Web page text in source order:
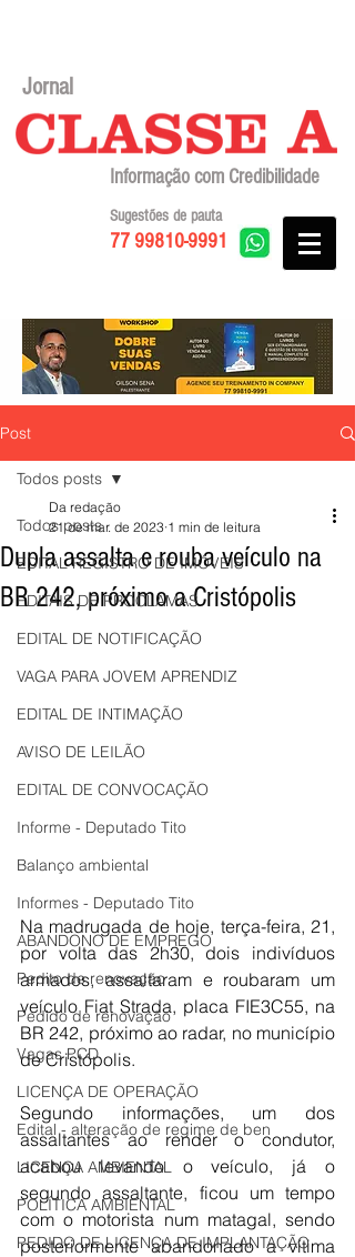
Jornal
Informação com Credibilidade
77 99810-9991
Sugestões de pauta
Post
Todos posts
EDITAL REGISTRO DE IMÓVEIS
EDITAIS DE PROCLAMAS
EDITAL DE NOTIFICAÇÃO
VAGA PARA JOVEM APRENDIZ
EDITAL DE INTIMAÇÃO
AVISO DE LEILÃO
EDITAL DE CONVOCAÇÃO
Informe - Deputado Tito
Balanço ambiental
Informes - Deputado Tito
ABANDONO DE EMPREGO
Pedito de renovação
Pedido de renovação
Vagas PCD
LICENÇA DE OPERAÇÃO
Edital - alteração de regime de ben
LICENÇA AMBIENTAL
POLÍTICA AMBIENTAL
PEDIDO DE LICENÇA DE IMPLANTAÇÃO
Todos posts
Dupla assalta e rouba veículo na
BR 242, próximo a Cristópolis
Da redação
21 de mar. de 2023 1 min de leitura
Na madrugada de hoje, terça-feira, 21,
por volta das 2h30, dois indivíduos
armados, assaltaram e roubaram um
veículo Fiat Strada, placa FIE3C55, na
BR 242, próximo ao radar, no município
de Cristópolis.
Segundo informações, um dos
assaltantes ao render o condutor,
acabou levando o veículo, já o
segundo assaltante, ficou um tempo
com o motorista num matagal, sendo
posteriormente abandonado a vítima